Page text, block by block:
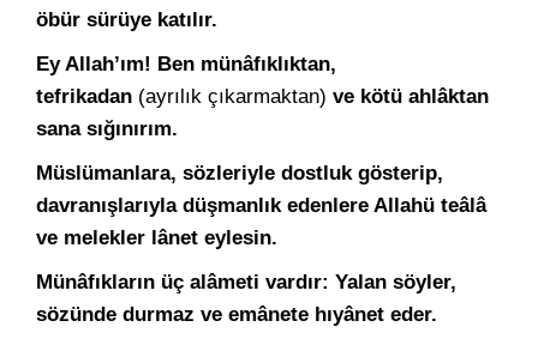
öbür sürüye katılır.
Ey Allah’ım! Ben münâfıklıktan,
tefrikadan (ayrılık çıkarmaktan) ve kötü ahlâktan
sana sığınırım.
Müslümanlara, sözleriyle dostluk gösterip,
davranışlarıyla düşmanlık edenlere Allahü teâlâ
ve melekler lânet eylesin.
Münâfıkların üç alâmeti vardır: Yalan söyler,
sözünde durmaz ve emânete hıyânet eder.